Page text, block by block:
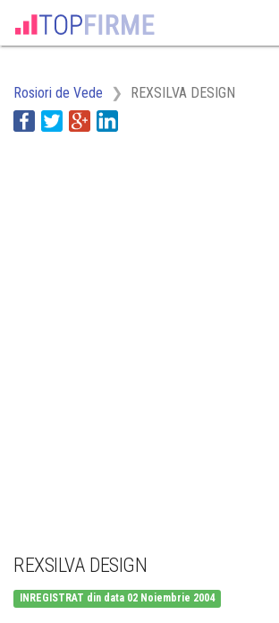
Rosiori de Vede REXSILVA DESIGN
REXSILVA DESIGN
INREGISTRAT din data 02 Noiembrie 2004